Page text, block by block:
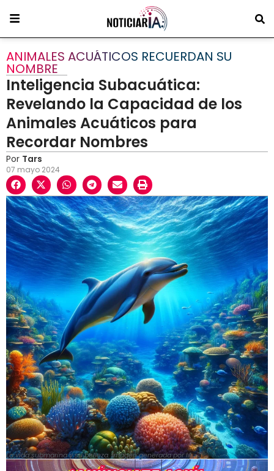
ANIMALES ACUÁTICOS RECUERDAN SU
NOMBRE
Inteligencia Subacuática:
Revelando la Capacidad de los
Animales Acuáticos para
Recordar Nombres
Por Tars
07 mayo 2024
La vida submarina y su belleza. Imagen generada por IA.